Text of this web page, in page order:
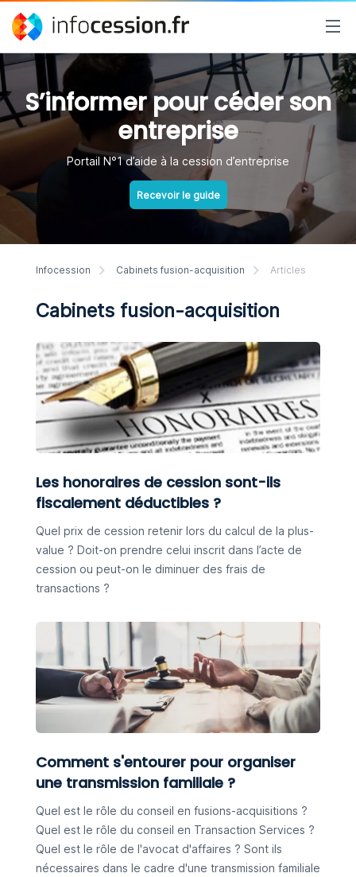
S’informer pour céder son
entreprise
Portail N°1 d’aide à la cession d’entreprise
Recevoir le guide
Infocession Cabinets fusion-acquisition Articles
Cabinets fusion-acquisition
Les honoraires de cession sont-ils
fiscalement déductibles ?
Quel prix de cession retenir lors du calcul de la plus-
value ? Doit-on prendre celui inscrit dans l’acte de
cession ou peut-on le diminuer des frais de
transactions ?
Comment s'entourer pour organiser
une transmission familiale ?
Quel est le rôle du conseil en fusions-acquisitions ?
Quel est le rôle du conseil en Transaction Services ?
Quel est le rôle de l'avocat d'affaires ? Sont ils
nécessaires dans le cadre d'une transmission familiale